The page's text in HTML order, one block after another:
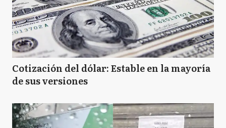
Cotización del dólar: Estable en la mayoría
de sus versiones